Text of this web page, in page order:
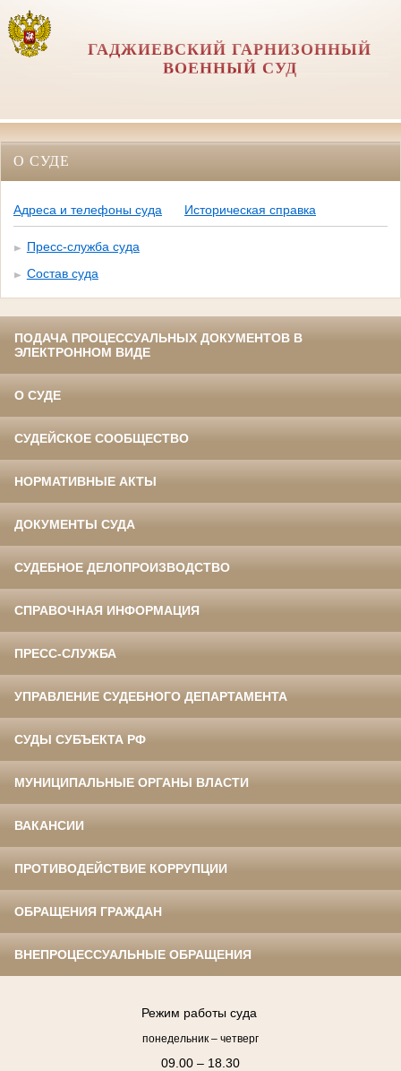
ГАДЖИЕВСКИЙ ГАРНИЗОННЫЙ
ВОЕННЫЙ СУД
О СУДЕ
Адреса и телефоны суда Историческая справка
Пресс-служба суда
Состав суда
ПОДАЧА ПРОЦЕССУАЛЬНЫХ ДОКУМЕНТОВ В
ЭЛЕКТРОННОМ ВИДЕ
О СУДЕ
СУДЕЙСКОЕ СООБЩЕСТВО
НОРМАТИВНЫЕ АКТЫ
ДОКУМЕНТЫ СУДА
СУДЕБНОЕ ДЕЛОПРОИЗВОДСТВО
СПРАВОЧНАЯ ИНФОРМАЦИЯ
ПРЕСС-СЛУЖБА
УПРАВЛЕНИЕ СУДЕБНОГО ДЕПАРТАМЕНТА
СУДЫ СУБЪЕКТА РФ
МУНИЦИПАЛЬНЫЕ ОРГАНЫ ВЛАСТИ
ВАКАНСИИ
ПРОТИВОДЕЙСТВИЕ КОРРУПЦИИ
ОБРАЩЕНИЯ ГРАЖДАН
ВНЕПРОЦЕССУАЛЬНЫЕ ОБРАЩЕНИЯ
Режим работы суда
понедельник – четверг
09.00 – 18.30